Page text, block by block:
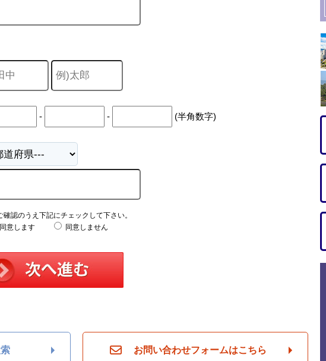
- - (半角数字)
確認のうえ下記にチェックして下さい。
同意します
同意しません
お問い合わせフォームはこちら